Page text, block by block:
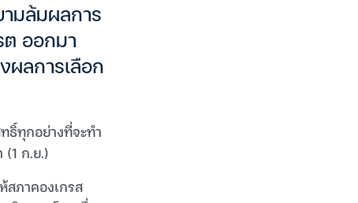
ามล้มผลการ
ต ออกมา
ผลการเลือก
ธิ์ทุกอย่างที่จะทำ
ก.ย.)
สภาคองเกรส